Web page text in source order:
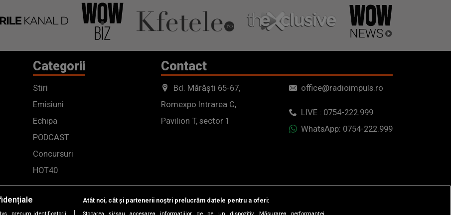
Categorii
Stiri
Emisiuni
Echipa
PODCAST
Concursuri
HOT40
Contact
Bd. Mărăști 65-67,
Romexpo Intrarea C,
Pavilion T, sector 1
office@radioimpuls.ro
LIVE : 0754-222.999
WhatsApp: 0754-222.999
Atât noi, cât și partenerii noștri prelucrăm datele pentru a oferi: